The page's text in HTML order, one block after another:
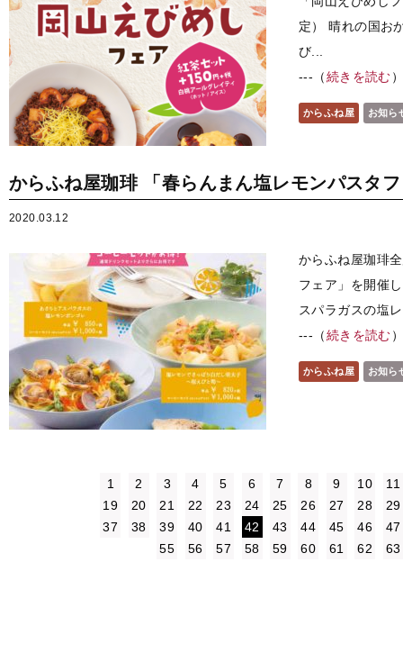
定） 晴れの国お
び...
---（続きを読む
からふね屋 お知ら
からふね屋珈琲 「春らんまん塩レモンパスタ
2020.03.12
からふね屋珈琲
フェア」を開催
スパラガスの塩
---（続きを読む
からふね屋 お知ら
1 2 3 4 5 6 7 8 9 10
11
19
20 21 22 23 24 25 26 27 28
29
37
38 39 40 41 42 43 44 45 46
47
55
56 57 58 59 60 61 62 63